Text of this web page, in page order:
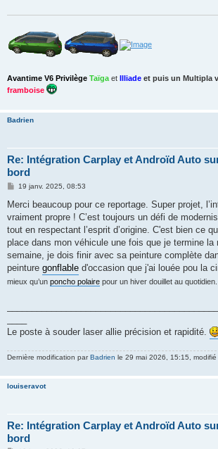
Avantime V6 Privilège Taïga et Illiade et puis un Multipla
framboise
Badrien
Re: Intégration Carplay et Androïd Auto
bord
M
s
a
g
19 janv. 2025, 08:53
Merci beaucoup pour ce reportage. Super projet,
vraiment propre ! C’est toujours un défi de
tout en respectant l’esprit d’origine. C'est bien ce
place dans mon véhicule une fois que je termine la
semaine, je dois finir avec sa peinture complète
peinture gonflable d'occasion que j'ai louée pou la
mieux qu’un poncho polaire pour un hiver douillet au quotidien.
Le poste à souder laser allie précision et rapidité.
Dernière modification parBadrien le 29 mai 2026, 15:15, modifié
louiseravot
Re: Intégration Carplay et Androïd Auto
bord